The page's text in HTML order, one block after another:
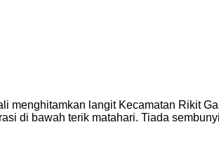
menghitamkan langit Kecamatan Rikit
di bawah terik matahari. Tiada